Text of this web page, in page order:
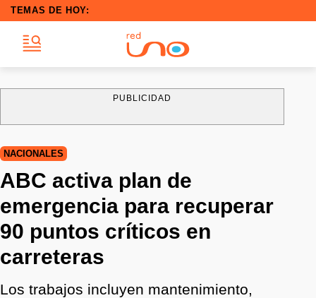
TEMAS DE HOY:
PUBLICIDAD
NACIONALES
ABC activa plan de
emergencia para recuperar
90 puntos críticos en
carreteras
Los trabajos incluyen mantenimiento,